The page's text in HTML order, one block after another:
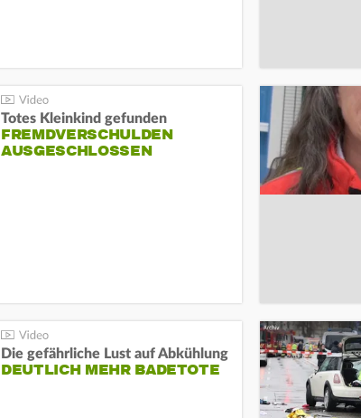
Totes Kleinkind gefunden
FREMDVERSCHULDEN
AUSGESCHLOSSEN
Die gefährliche Lust auf Abkühlung
DEUTLICH MEHR BADETOTE